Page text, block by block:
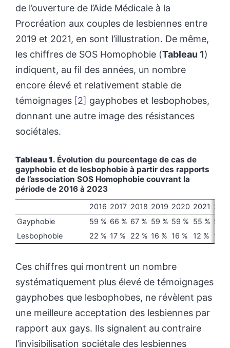
de l’ouverture de l’Aide Médicale à la
Procréation aux couples de lesbiennes entre
2019 et 2021, en sont l’illustration. De même,
les chiffres de SOS Homophobie (Tableau 1)
indiquent, au fil des années, un nombre
encore élevé et relativement stable de
témoignages 2
gayphobes et lesbophobes,
donnant une autre image des résistances
sociétales.
Tableau 1. Évolution du pourcentage de cas de
gayphobie et de lesbophobie à partir des rapports
de l’association SOS Homophobie couvrant la
période de 2016 à 2023
2016 2017 2018 2019 2020 2021
Gayphobie
59 % 66 % 67 % 59 % 59 % 55 % 52
Lesbophobie
22 % 17 % 22 % 16 % 16 % 12 % 13 %
Ces chiffres qui montrent un nombre
systématiquement plus élevé de témoignages
gayphobes que lesbophobes, ne révèlent pas
une meilleure acceptation des lesbiennes par
rapport aux gays. Ils signalent au contraire
l’invisibilisation sociétale des lesbiennes